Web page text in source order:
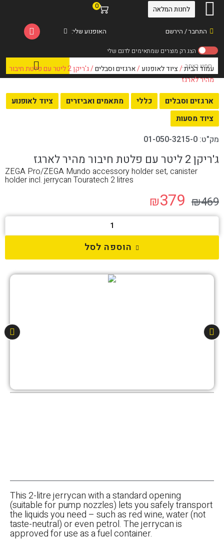
התחבר / הירשם
0
האופנוע שלי:
לחנות המלאה
עמוד הבית/ציוד לאופנוע/ארגזים וסבלים
/ ג'ריקן 2 ליטר עם פלטת חיבור
מהיר לארגז
ארגזים וסבלים כללי מתאמים ואביזרים
ציוד לאופנוע
ציוד מסעות
מק"ט: 01-050-3215-0
ג'ריקן 2 ליטר עם פלטת חיבור מהיר לארגז
ZEGA Pro/ZEGA Mundo accessory holder set, canister
holder incl. jerrycan Touratech 2 litres
₪469
₪379
הוספה לסל
This 2-litre jerrycan with a standard opening
(suitable for pump nozzles) lets you safely transport
the liquids you need – such as red wine, water (not
taste-neutral) or even petrol. The jerrycan is
approved for use as a fuel container.